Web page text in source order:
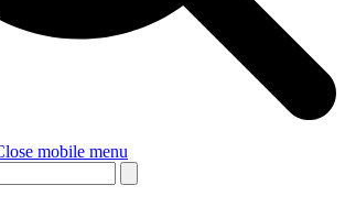
mobile menu